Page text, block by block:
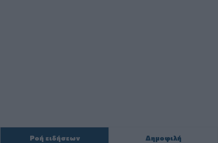
Ροή ειδήσεων Δημοφιλή